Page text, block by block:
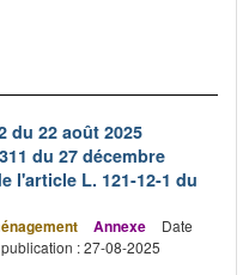
du 22 août 2025
du 27 décembre
l'article L. 121-12-1 du
Annexe
Date
: 27-08-2025